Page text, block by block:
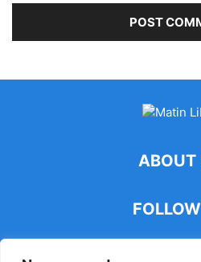
ABOUT